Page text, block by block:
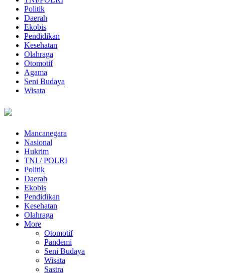
Politik
Daerah
Ekobis
Pendidikan
Kesehatan
Olahraga
Otomotif
Agama
Seni Budaya
Wisata
Mancanegara
Nasional
Hukrim
TNI / POLRI
Politik
Daerah
Ekobis
Pendidikan
Kesehatan
Olahraga
More
Otomotif
Pandemi
Seni Budaya
Wisata
Sastra